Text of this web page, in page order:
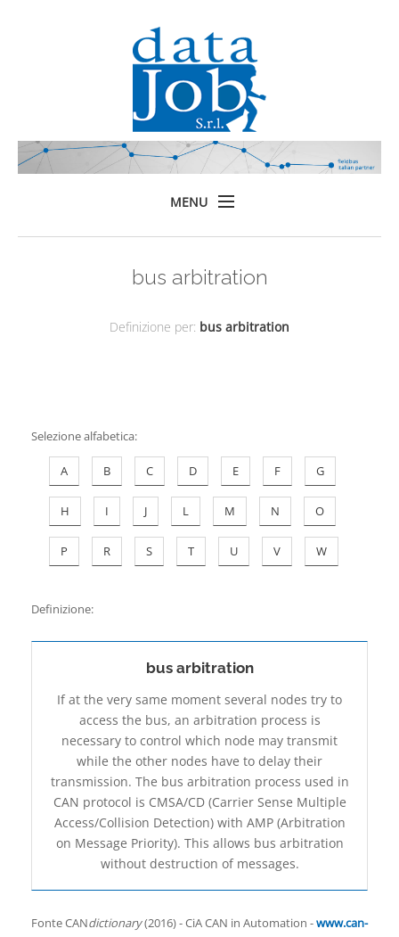
MENU
bus arbitration
Definizione per: bus arbitration
Selezione alfabetica:
A B C D E F G
H I J L M N O
P R S T U V W
Definizione:
bus arbitration
If at the very same moment several nodes try to
access the bus, an arbitration process is
necessary to control which node may transmit
while the other nodes have to delay their
transmission. The bus arbitration process used in
CAN protocol is CMSA/CD (Carrier Sense Multiple
Access/Collision Detection) with AMP (Arbitration
on Message Priority). This allows bus arbitration
without destruction of messages.
Fonte CANdictionary(2016) - CiA CAN in Automation -www.can-